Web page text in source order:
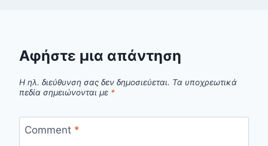
Αφήστε μια απάντηση
Η ηλ. διεύθυνση σας δεν δημοσιεύεται. Τα υποχρεωτικά
πεδία σημειώνονται με *
Comment *